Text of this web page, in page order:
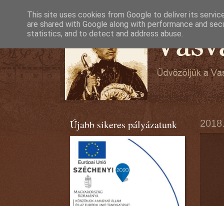
Újabb sikeres pályázatunk
This site uses cookies from Google to deliver its
are shared with Google along with performance and
statistics, and to detect and address abuse.